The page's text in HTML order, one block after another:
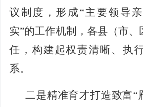
议制度，形成“主要领导
实”的工作机制，各县（市
任，构建起权责清晰、执
系。
二是精准育才打造致富“